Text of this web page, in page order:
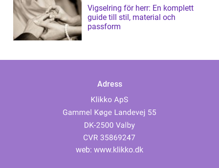
Vigselring för herr: En komplett
guide till stil, material och
passform
Adress
web: www.klikko.dk